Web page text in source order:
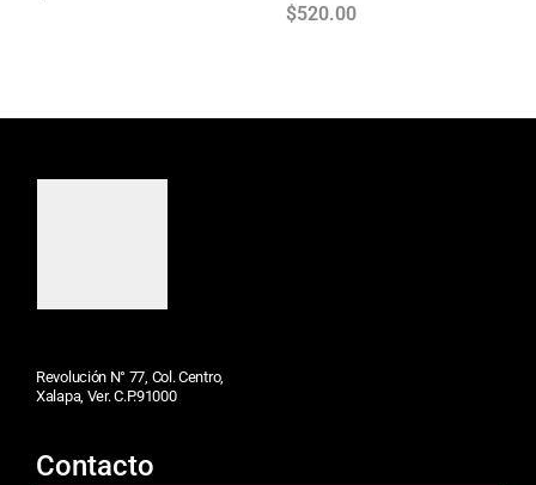
$520.00
Revolución N° 77, Col. Centro,
Xalapa, Ver. C.P.91000
Contacto